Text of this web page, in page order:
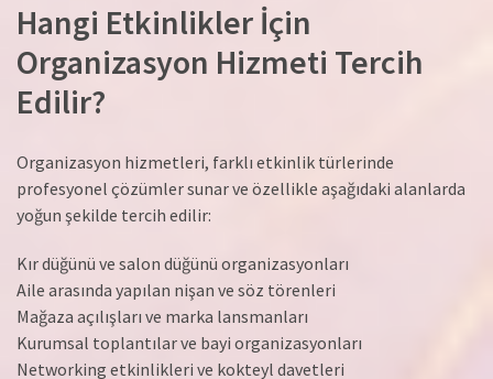
Hangi Etkinlikler İçin
Organizasyon Hizmeti Tercih
Edilir?
Organizasyon hizmetleri, farklı etkinlik türlerinde
profesyonel çözümler sunar ve özellikle aşağıdaki alanlarda
yoğun şekilde tercih edilir:
Kır düğünü ve salon düğünü organizasyonları
Aile arasında yapılan nişan ve söz törenleri
Mağaza açılışları ve marka lansmanları
Kurumsal toplantılar ve bayi organizasyonları
Networking etkinlikleri ve kokteyl davetleri